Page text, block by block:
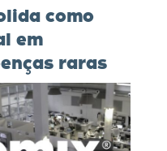
como
em
raras